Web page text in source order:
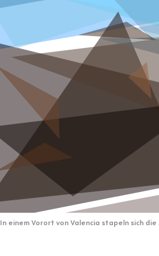
In einem Vorort von Valencia stapeln sich